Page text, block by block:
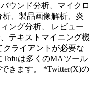
ウンド分析、マイクロ
、製品画像解析、炎
ング分析、 レビュー
テキストマイニング機
ライアントが必要な
は多くのMAツール
きます。 *Twitter(X)の